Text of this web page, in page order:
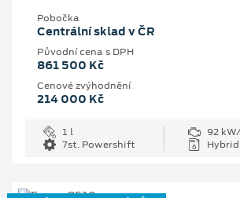
Pobočka
Centrální sklad v ČR
Původní cena s DPH
861 500 Kč
Cenové zvýhodnění
214 000 Kč
1 l
92
7st. Powershift
Hybrid